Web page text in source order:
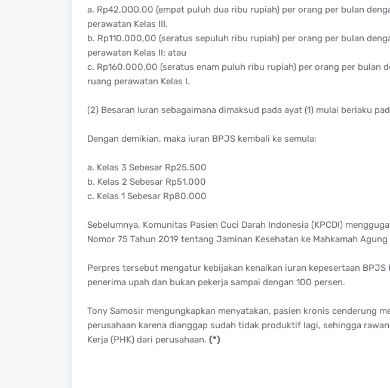
a. Rp42.OOO,00 (empat puluh dua ribu rupiah) per orang per bulan
perawatan Kelas III.
b. Rp110.000,00 (seratus sepuluh ribu rupiah) per orang per bulan
perawatan Kelas II; atau
c. Rp160.000,00 (seratus enam puluh ribu rupiah) per orang per bulan
ruang perawatan Kelas I.
(2) Besaran Iuran sebagaimana dimaksud pada ayat (1) mulai berlaku
Dengan demikian, maka iuran BPJS kembali ke semula:
a. Kelas 3 Sebesar Rp25.500
b. Kelas 2 Sebesar Rp51.000
c. Kelas 1 Sebesar Rp80.000
Sebelumnya, Komunitas Pasien Cuci Darah Indonesia (KPCDI)
Nomor 75 Tahun 2019 tentang Jaminan Kesehatan ke Mahkamah
Perpres tersebut mengatur kebijakan kenaikan iuran kepesertaan BPJS
penerima upah dan bukan pekerja sampai dengan 100 persen.
Tony Samosir mengungkapkan menyatakan, pasien kronis cenderung
perusahaan karena dianggap sudah tidak produktif lagi, sehingga
Kerja (PHK) dari perusahaan. (*)